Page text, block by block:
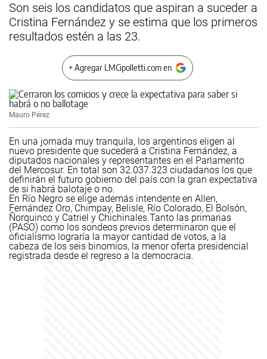
Son seis los candidatos que aspiran a suceder a
Cristina Fernández y se estima que los primeros
resultados estén a las 23.
+ Agregar LMCipolletti.com en
Mauro Pérez
En una jornada muy tranquila, los argentinos eligen al
nuevo presidente que sucederá a Cristina Fernández, a
diputados nacionales y representantes en el Parlamento
del Mercosur. En total son 32.037.323 ciudadanos los que
definirán el futuro gobierno del país con la gran expectativa
de si habrá balotaje o no.
En Río Negro se elige además intendente en Allen,
Fernández Oro, Chimpay, Belisle, Río Colorado, El Bolsón,
Ñorquinco y Catriel y Chichinales.Tanto las primarias
(PASO) como los sondeos previos determinaron que el
oficialismo lograría la mayor cantidad de votos, a la
cabeza de los seis binomios, la menor oferta presidencial
registrada desde el regreso a la democracia.